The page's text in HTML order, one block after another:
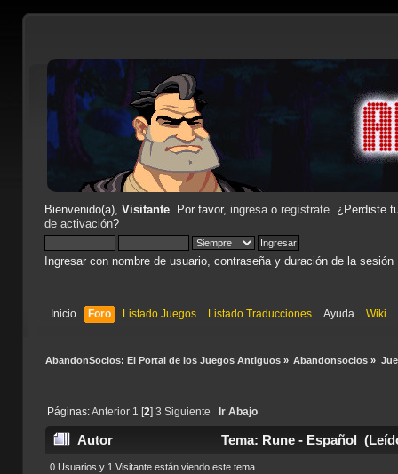
Bienvenido(a), Visitante. Por favor, ingresao regístrate. ¿Perdiste
de activación?
Ingresar con nombre de usuario, contraseña y duración de la sesión
Inicio Foro Listado Juegos Listado Traducciones Ayuda Wiki
AbandonSocios: El Portal de los Juegos Antiguos» Abandonsocios »
Páginas:Anterior 1 [2] 3 Siguiente Ir Abajo
Autor Tema: Rune - Español
0 Usuarios y 1 Visitante están viendo este tema.